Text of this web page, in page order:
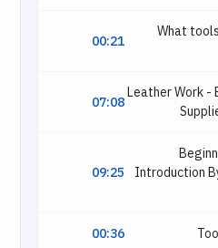
00:21
What
07:08Leather Work -
09:25
Introduction
00:36